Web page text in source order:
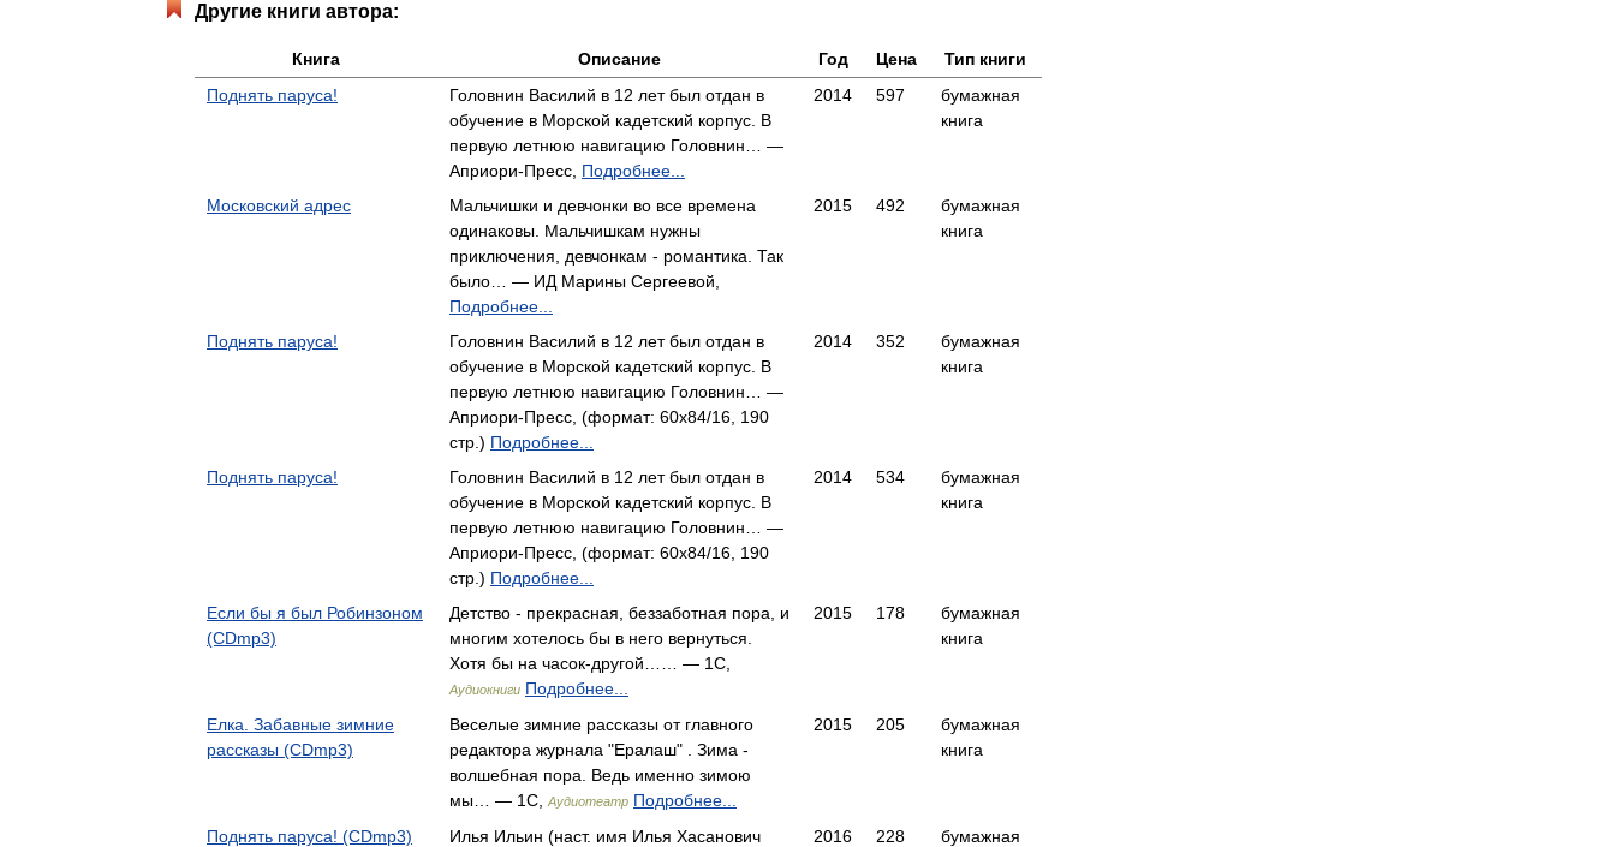
Другие книги автора:
Книга Описание Год Цена
Тип книги
Поднять паруса!
Головнин Василий в 12 лет был отдан в
обучение в Морской кадетский корпус. В
первую летнюю навигацию Головнин… —
Априори-Пресс, Подробнее...
2014 597
бумажная
книга
Московский адрес
Мальчишки и девчонки во все времена
одинаковы. Мальчишкам нужны
приключения, девчонкам - романтика. Так
было… — ИД Марины Сергеевой,
Подробнее...
2015 492
бумажная
книга
Поднять паруса!
Головнин Василий в 12 лет был отдан в
обучение в Морской кадетский корпус. В
первую летнюю навигацию Головнин… —
Априори-Пресс, (формат: 60x84/16, 190
стр.) Подробнее...
2014 352
бумажная
книга
Поднять паруса!
Головнин Василий в 12 лет был отдан в
обучение в Морской кадетский корпус. В
первую летнюю навигацию Головнин… —
Априори-Пресс, (формат: 60x84/16, 190
стр.) Подробнее...
2014 534
бумажная
книга
Если бы я был Робинзоном
(CDmp3)
Детство - прекрасная, беззаботная пора, и
многим хотелось бы в него вернуться.
Хотя бы на часок-другой…… — 1С,
Аудиокниги Подробнее...
2015 178
бумажная
книга
Елка. Забавные зимние
рассказы (CDmp3)
Веселые зимние рассказы от главного
редактора журнала "Ералаш" . Зима -
волшебная пора. Ведь именно зимою
мы… — 1С,
Аудиотеатр Подробнее...
2015 205
бумажная
книга
Поднять паруса! (CDmp3)
Илья Ильин (наст. имя Илья Хасанович
2016 228
бумажная